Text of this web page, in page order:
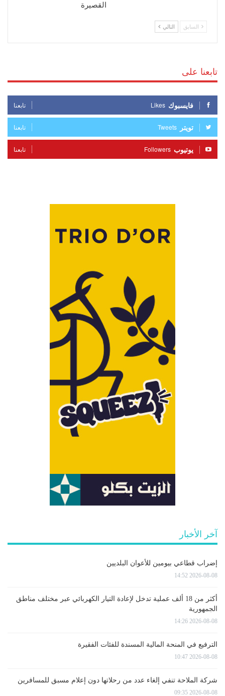
القصيرة
السابق التالي
تابعنا على
فايسبوك Likes تابعنا
تويتر Tweets تابعنا
يوتيوب Followers تابعنا
آخر الأخبار
إضراب قطاعي بيومين للأعوان البلديين
2026-08-08 14:52
أكثر من 18 ألف عملية تدخل لإعادة التيار الكهربائي عبر مختلف مناطق
الجمهورية
2026-08-08 14:26
الترفيع في المنحة المالية المسندة للفئات الفقيرة
2026-08-08 10:47
شركة الملاحة تنفي إلغاء عدد من رحلاتها دون إعلام مسبق للمسافرين
2026-08-08 09:35